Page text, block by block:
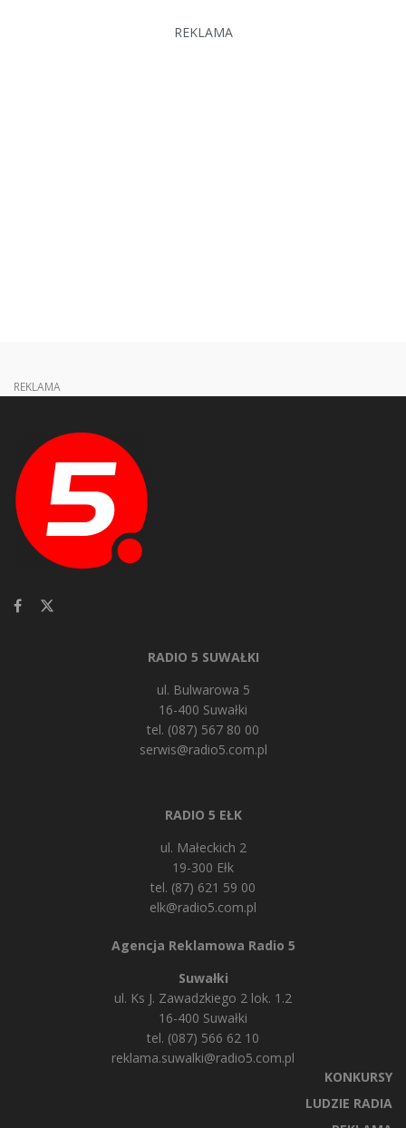
REKLAMA
REKLAMA
RADIO 5 SUWAŁKI
ul. Bulwarowa 5
16-400 Suwałki
tel. (087) 567 80 00
serwis@radio5.com.pl
RADIO 5 EŁK
ul. Małeckich 2
19-300 Ełk
tel. (87) 621 59 00
elk@radio5.com.pl
Agencja Reklamowa Radio 5
Suwałki
ul. Ks J. Zawadzkiego 2 lok. 1.2
16-400 Suwałki
tel. (087) 566 62 10
reklama.suwalki@radio5.com.pl
KONKURSY
LUDZIE RADIA